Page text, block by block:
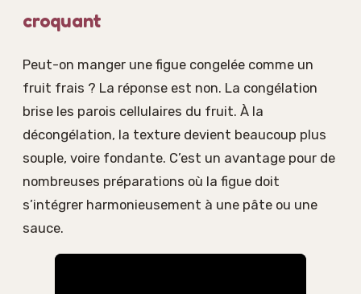
croquant
Peut-on manger une figue congelée comme un
fruit frais ? La réponse est non. La congélation
brise les parois cellulaires du fruit. À la
décongélation, la texture devient beaucoup plus
souple, voire fondante. C’est un avantage pour de
nombreuses préparations où la figue doit
s’intégrer harmonieusement à une pâte ou une
sauce.